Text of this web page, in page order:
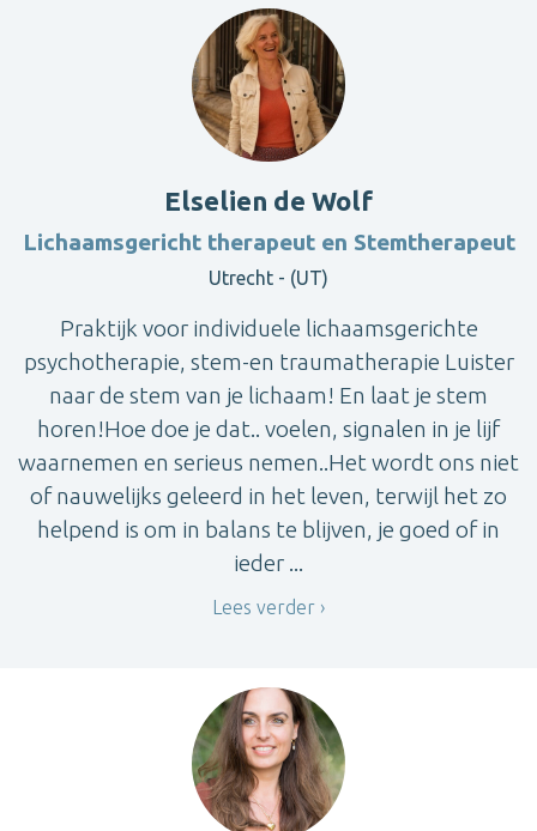
Elselien de Wolf
Lichaamsgericht therapeut en Stemtherapeut
Utrecht - (UT)
Praktijk voor individuele lichaamsgerichte
psychotherapie, stem-en traumatherapie Luister
naar de stem van je lichaam! En laat je stem
horen!Hoe doe je dat.. voelen, signalen in je lijf
waarnemen en serieus nemen..Het wordt ons niet
of nauwelijks geleerd in het leven, terwijl het zo
helpend is om in balans te blijven, je goed of in
ieder ...
Lees verder